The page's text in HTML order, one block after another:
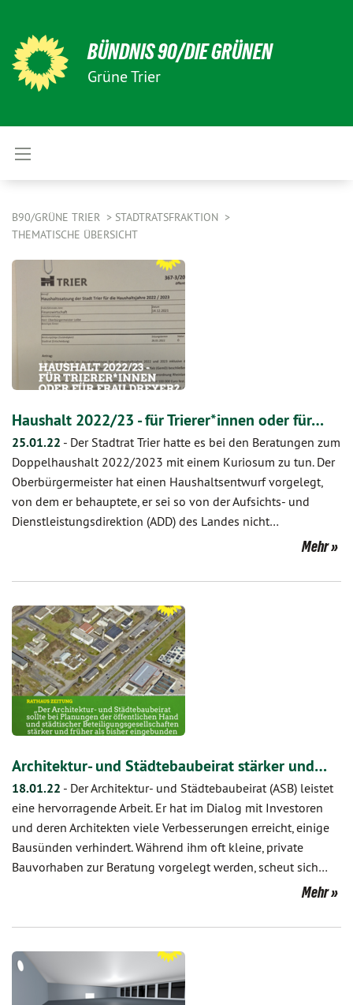
BÜNDNIS 90/DIE GRÜNEN
Grüne Trier
B90/GRÜNE TRIER
STADTRATSFRAKTION
THEMATISCHE ÜBERSICHT
Haushalt 2022/23 - für Trierer*innen oder für…
25.01.22 - Der Stadtrat Trier hatte es bei den Beratungen zum
Doppelhaushalt 2022/2023 mit einem Kuriosum zu tun. Der
Oberbürgermeister hat einen Haushaltsentwurf vorgelegt,
von dem er behauptete, er sei so von der Aufsichts- und
Dienstleistungsdirektion (ADD) des Landes nicht…
Mehr
Architektur- und Städtebaubeirat stärker und…
18.01.22 - Der Architektur- und Städtebaubeirat (ASB) leistet
eine hervorragende Arbeit. Er hat im Dialog mit Investoren
und deren Architekten viele Verbesserungen erreicht, einige
Bausünden verhindert. Während ihm oft kleine, private
Bauvorhaben zur Beratung vorgelegt werden, scheut sich…
Mehr